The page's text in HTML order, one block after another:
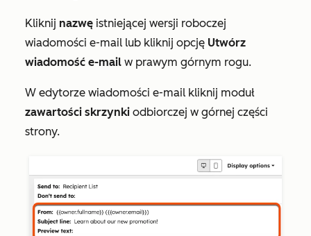
Kliknij nazwę istniejącej wersji roboczej
wiadomości e-mail lub kliknij opcję Utwórz
wiadomość e-mail w prawym górnym rogu.
W edytorze wiadomości e-mail kliknij moduł
zawartości skrzynki odbiorczej w górnej części
strony.